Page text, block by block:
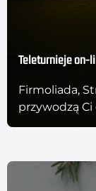
Teleturnieje on-
Firmoliada,
przywodzą Ci